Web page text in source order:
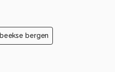
beekse bergen